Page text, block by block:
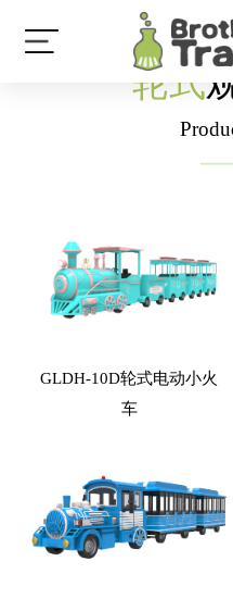
轮式
GLDH-10D轮式电动小火
车